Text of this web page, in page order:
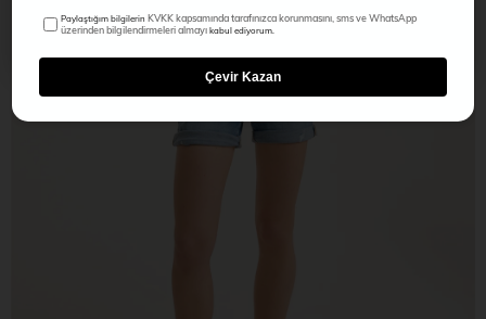
Paylaştığım bilgilerinKVKK kapsamında tarafınızca korunmasını, sms ve WhatsApp
üzerinden bilgilendirmeleri almayıkabul ediyorum.
Çevir Kazan